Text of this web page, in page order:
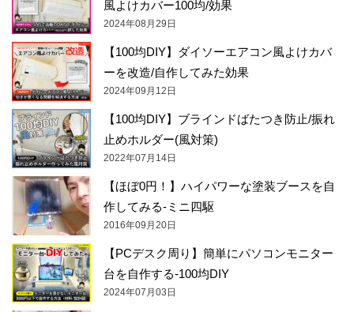
風よけカバー100均/効果
2024年08月29日
【100均DIY】ダイソーエアコン風よけカバ
ーを改造/自作してみた効果
2024年09月12日
【100均DIY】ブラインドばたつき防止/振れ
止めホルダー(風対策)
2022年07月14日
【ほぼ0円！】ハイパワーな塗装ブースを自
作してみる-ミニ四駆
2016年09月20日
【PCデスク周り】簡単にパソコンモニター
台を自作する-100均DIY
2024年07月03日